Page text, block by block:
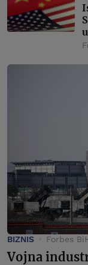
BIZNIS Forbes
Vojna